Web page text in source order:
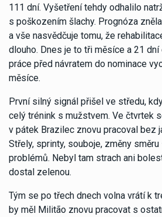
111 dní. Vyšetření tehdy odhalilo
s poškozením šlachy. Prognóza
a vše nasvědčuje tomu, že
dlouho. Dnes je to tři měsíce a 21
práce před návratem do nominace
měsíce.
První silný signál přišel ve středu,
celý trénink s mužstvem. Ve čtvrtek
v pátek Brazilec znovu pracoval bez
Střely, sprinty, souboje, změny
problémů. Nebyl tam strach ani
dostal zelenou.
Tým se po třech dnech volna vrátí k
by měl Militão znovu pracovat s